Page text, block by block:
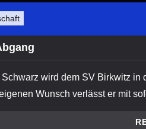
wird dem SV Birkwitz in
Wunsch verlässt er mit